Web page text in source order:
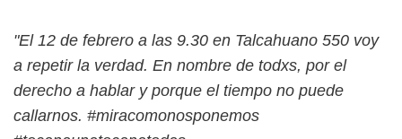
"El 12 de febrero a las 9.30 en Talcahuano 550 voy
a repetir la verdad. En nombre de todxs, por el
derecho a hablar y porque el tiempo no puede
callarnos. #miracomonosponemos